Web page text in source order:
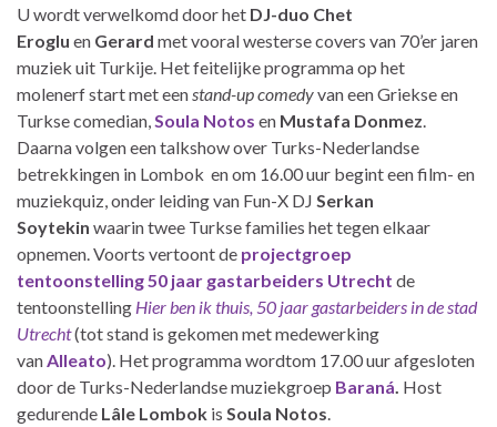
U wordt verwelkomd door het DJ-duo Chet
Eroglu en Gerard met vooral westerse covers van 70’er jaren
muziek uit Turkije. Het feitelijke programma op het
molenerf start met eenstand-up comedyvan een Griekse en
Turkse comedian,Soula Notos en Mustafa Donmez.
Daarna volgen een talkshow over Turks-Nederlandse
betrekkingen in Lombok en om 16.00 uur begint een film- en
muziekquiz, onder leiding van Fun-X DJ Serkan
Soytekin waarin twee Turkse families het tegen elkaar
opnemen. Voorts vertoont de projectgroep
tentoonstelling 50 jaar gastarbeiders Utrecht de
tentoonstelling Hier ben ik thuis, 50 jaar gastarbeiders in de stad
Utrecht(tot stand is gekomen met medewerking
vanAlleato). Het programma wordtom 17.00 uur afgesloten
door de Turks-Nederlandse muziekgroep Baraná. Host
gedurende Lâle Lombok is Soula Notos.